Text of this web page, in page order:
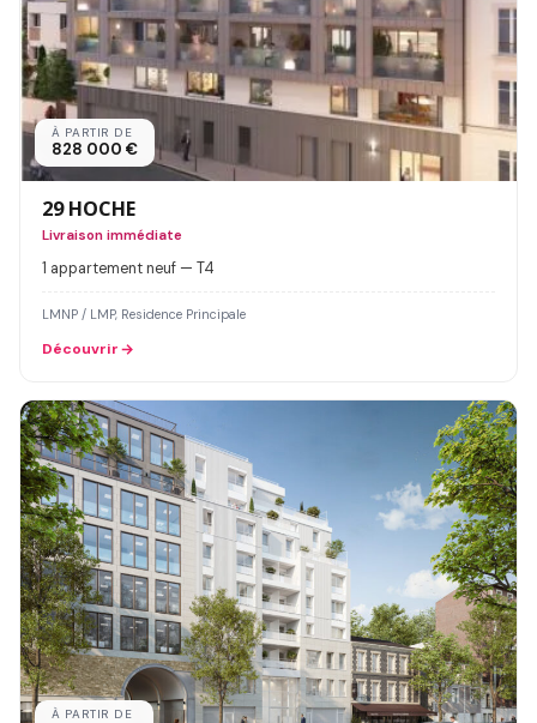
À PARTIR DE
828 000 €
29 HOCHE
Livraison immédiate
1 appartement neuf — T4
LMNP / LMP, Residence Principale
Découvrir
À PARTIR DE